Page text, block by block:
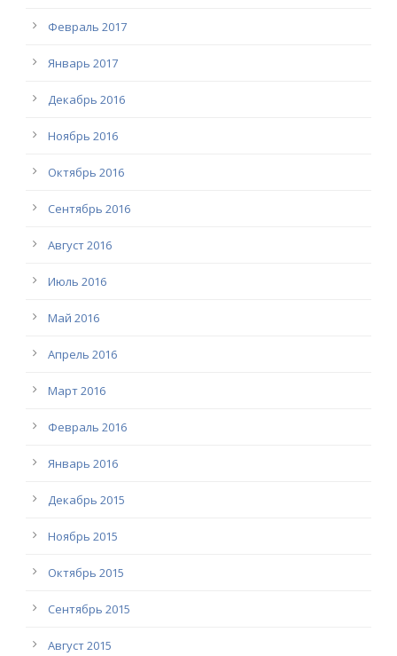
Февраль 2017
Январь 2017
Декабрь 2016
Ноябрь 2016
Октябрь 2016
Сентябрь 2016
Август 2016
Июль 2016
Май 2016
Апрель 2016
Март 2016
Февраль 2016
Январь 2016
Декабрь 2015
Ноябрь 2015
Октябрь 2015
Сентябрь 2015
Август 2015